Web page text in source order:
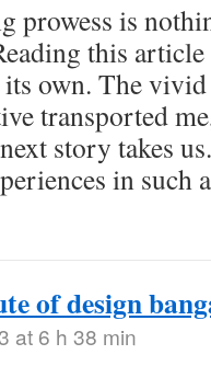
prowess is
this
own. The
transported
story takes
in such
of design
at 6 h 38 min